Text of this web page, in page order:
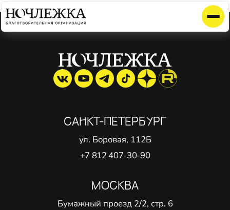
Элемент не найден!
САНКТ-ПЕТЕРБУРГ
ул. Боровая, 112Б
+7 812 407-30-90
МОСКВА
Бумажный проезд 2/2, стр. 6